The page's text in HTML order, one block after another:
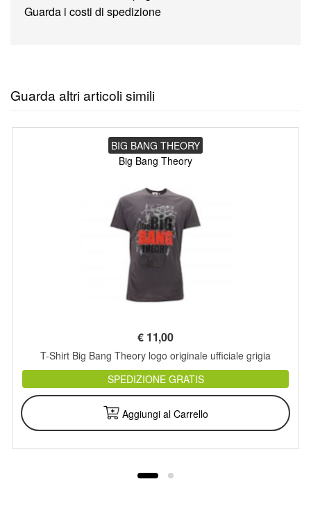
Guarda i costi di spedizione
Guarda altri articoli simili
BIG BANG THEORY
Big Bang Theory
€ 11,00
T-Shirt Big Bang Theory logo originale ufficiale grigia
SPEDIZIONE GRATIS
Aggiungi al Carrello